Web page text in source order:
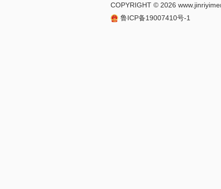
COPYRIGHT © 2026
鲁ICP备19007410号-1